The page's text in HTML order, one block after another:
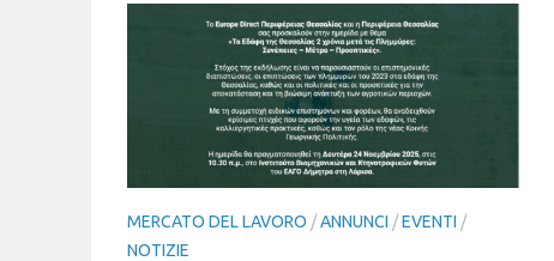
MERCATO DEL LAVORO /ANNUNCI /EVENTI /
NOTIZIE